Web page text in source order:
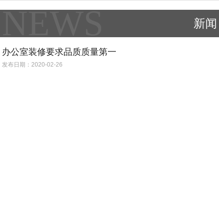
新闻
NEWS
办公室装修要求品质质量第一
发布日期：2020-02-26